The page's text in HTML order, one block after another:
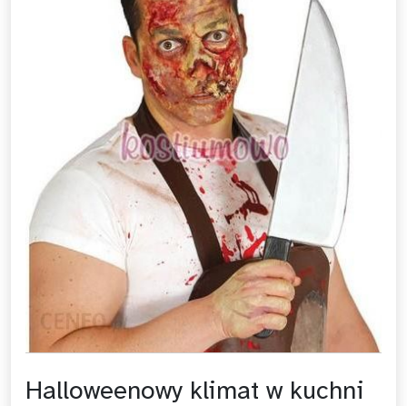
Halloweenowy klimat w kuchni